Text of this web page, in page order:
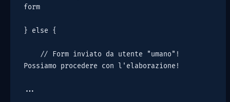
form
} else {
Possiamo procedere con l'elaborazione!
...